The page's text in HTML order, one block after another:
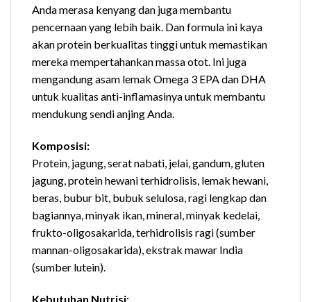
Anda merasa kenyang dan juga membantu
pencernaan yang lebih baik. Dan formula ini kaya
akan protein berkualitas tinggi untuk memastikan
mereka mempertahankan massa otot. Ini juga
mengandung asam lemak Omega 3 EPA dan DHA
untuk kualitas anti-inflamasinya untuk membantu
mendukung sendi anjing Anda.
Komposisi:
Protein, jagung, serat nabati, jelai, gandum, gluten
jagung, protein hewani terhidrolisis, lemak hewani,
beras, bubur bit, bubuk selulosa, ragi lengkap dan
bagiannya, minyak ikan, mineral, minyak kedelai,
frukto-oligosakarida, terhidrolisis ragi (sumber
mannan-oligosakarida), ekstrak mawar India
(sumber lutein).
Kebutuhan Nutrisi: